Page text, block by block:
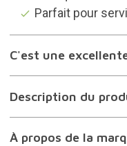
Parfait pour
C'est une
Description du
À propos de la